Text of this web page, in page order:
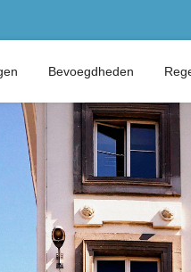
Bevoegdheden